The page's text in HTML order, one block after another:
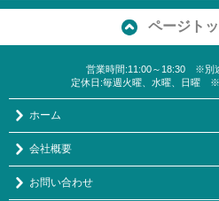
ページト
営業時間:11:00～18:30 ※別
定休日:毎週火曜、水曜、日曜 ※
ホーム
会社概要
お問い合わせ